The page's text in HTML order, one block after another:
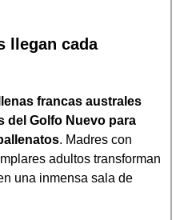
llegan cada
francas australes
del Golfo Nuevo para
. Madres con
adultos transforman
una inmensa sala de